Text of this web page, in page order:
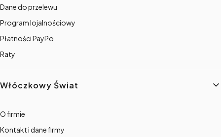
Dane do przelewu
Program lojalnościowy
Płatności PayPo
Raty
Włóczkowy Świat
O firmie
Kontakt i dane firmy